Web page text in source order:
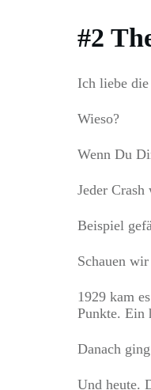
#2
Ich liebe die
Wieso?
Wenn Du
Jeder
Beispiel
Schauen
1929 kam
Punkte. Ein
Danach
Und heute.